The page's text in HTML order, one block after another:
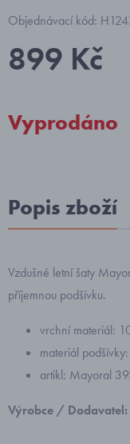
Objednávací kód:
899 Kč
Vyprodáno
Popis zboží
Vzdušné letní šaty
příjemnou podšívku.
vrchní materiál:
materiál
artikl: Mayoral
Výrobce / Dodavatel: